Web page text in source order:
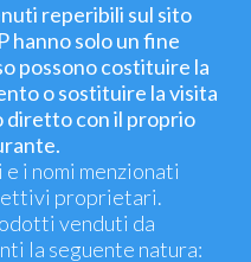
reperibili sul sito
hanno solo un fine
possono costituire la
o sostituire la visita
diretto con il proprio
i nomi menzionati
proprietari.
venduti da
la seguente natura: